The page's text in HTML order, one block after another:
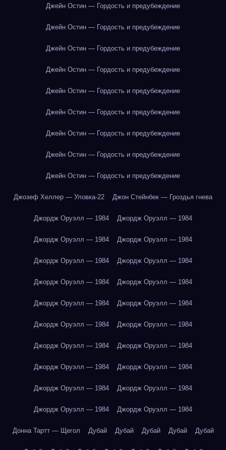
Джейн Остин — Гордость и предубеждение
Джейн Остин — Гордость и предубеждение
Джейн Остин — Гордость и предубеждение
Джейн Остин — Гордость и предубеждение
Джейн Остин — Гордость и предубеждение
Джейн Остин — Гордость и предубеждение
Джейн Остин — Гордость и предубеждение
Джейн Остин — Гордость и предубеждение
Джейн Остин — Гордость и предубеждение
Джозеф Хеллер — Уловка-22 Джон Стейнбек — Гроздья гнева
Джордж Оруэлл — 1984 Джордж Оруэлл — 1984
Джордж Оруэлл — 1984 Джордж Оруэлл — 1984
Джордж Оруэлл — 1984 Джордж Оруэлл — 1984
Джордж Оруэлл — 1984 Джордж Оруэлл — 1984
Джордж Оруэлл — 1984 Джордж Оруэлл — 1984
Джордж Оруэлл — 1984 Джордж Оруэлл — 1984
Джордж Оруэлл — 1984 Джордж Оруэлл — 1984
Джордж Оруэлл — 1984 Джордж Оруэлл — 1984
Джордж Оруэлл — 1984 Джордж Оруэлл — 1984
Джордж Оруэлл — 1984 Джордж Оруэлл — 1984
Донна Тартт — Щегол Дубай Дубай Дубай Дубай Дубай